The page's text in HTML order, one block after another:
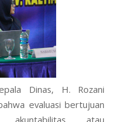
Dinas, H. Rozani
evaluasi bertujuan
atau